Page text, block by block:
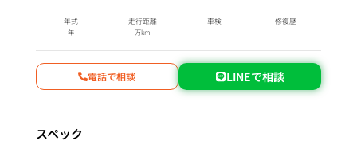
年式
年
走行距離
万km
車検 修復歴
電話で相談 LINEで相談
スペック